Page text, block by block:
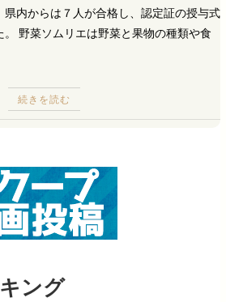
県内からは７人が合格し、認定証の授与式
野菜ソムリエは野菜と果物の種類や食
続きを読む
ング